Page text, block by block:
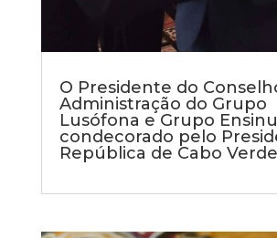
O Presidente do
Administração do Grupo
Lusófona e Grupo
condecorado pelo
República de Cabo Verde